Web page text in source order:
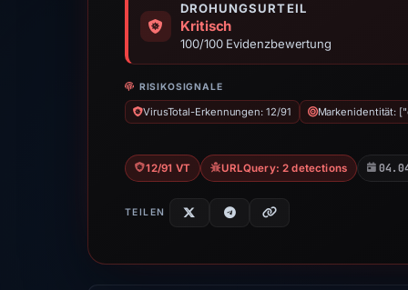
DROHUNGSURTEIL
Kritisch
100/100 Evidenzbewertung
RISIKOSIGNALE
VirusTotal-Erkennungen: 12/91 Markenidentität:
12/91 VT URLQuery: 2 detections
TEILEN